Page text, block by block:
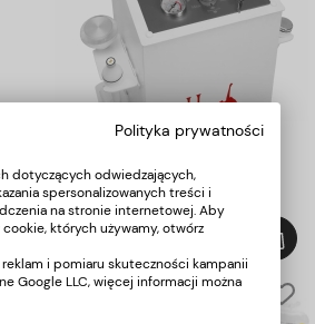
Kombajn kosmetyczny 7w1
Hebe - TowB-7c
15 444,00 zł
Polityka prywatności
dotyczących odwiedzających,
spersonalizowanych treści i
na stronie internetowej. Aby
których używamy, otwórz
i pomiaru skuteczności kampanii
Google LLC, więcej informacji można